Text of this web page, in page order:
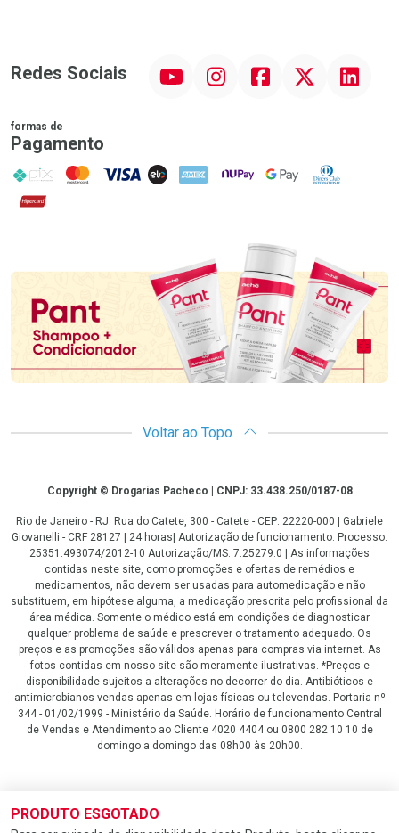
PRODUTO ESGOTADO
Redes Sociais InstagramFacebook Linkedin
formas de
Pagamento
PIX MasterCard
VISA ELO AMEX NuPay Google PayDiners Club
Hipercard
Promoção em Destaque
Voltar ao Topo
CopyrightCopyright © Drogarias Pacheco | CNPJ: 33.438.250/0187-08
Rio de Janeiro - RJ: Rua do Catete, 300 - Catete - CEP: 22220-000 | Gabriele
Giovanelli - CRF 28127 | 24 horas| Autorização de funcionamento: Processo:
25351.493074/2012-10 Autorização/MS: 7.25279.0 | As informações
contidas neste site, como promoções e ofertas de remédios e
medicamentos, não devem ser usadas para automedicação e não
substituem, em hipótese alguma, a medicação prescrita pelo profissional da
área médica. Somente o médico está em condições de diagnosticar
qualquer problema de saúde e prescrever o tratamento adequado. Os
preços e as promoções são válidos apenas para compras via internet. As
fotos contidas em nosso site são meramente ilustrativas. *Preços e
disponibilidade sujeitos a alterações no decorrer do dia. Antibióticos e
antimicrobianos vendas apenas em lojas físicas ou televendas. Portaria nº
344 - 01/02/1999 - Ministério da Saúde. Horário de funcionamento Central
de Vendas e Atendimento ao Cliente 4020 4404 ou 0800 282 10 10 de
domingo a domingo das 08h00 às 20h00.